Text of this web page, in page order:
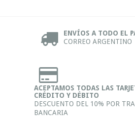
ENVÍOS A TODO EL
CORREO ARGENTINO
ACEPTAMOS TODAS LAS
CRÉDITO Y DÉBITO
DESCUENTO DEL 10% POR
BANCARIA